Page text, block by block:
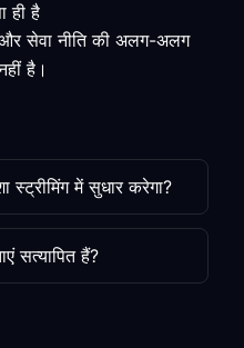
ही है
सेवा नीति की अलग-अलग
है।
में सुधार करेगा?
सत्यापित हैं?